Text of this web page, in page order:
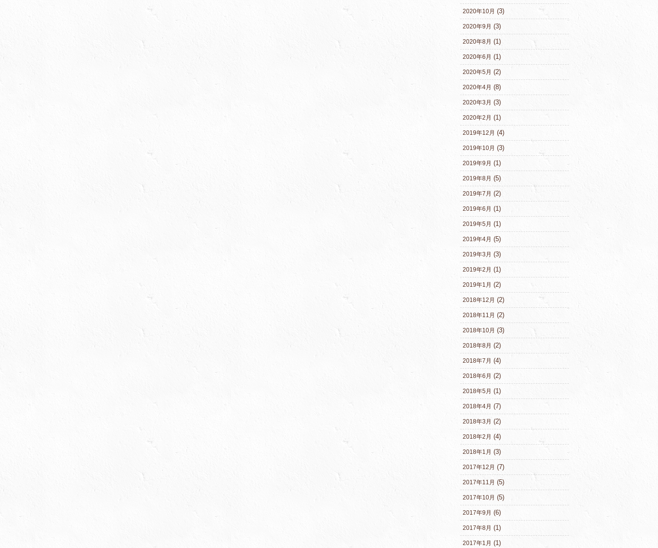
2020年10月 (3)
2020年9月 (3)
2020年8月 (1)
2020年6月 (1)
2020年5月 (2)
2020年4月 (8)
2020年3月 (3)
2020年2月 (1)
2019年12月 (4)
2019年10月 (3)
2019年9月 (1)
2019年8月 (5)
2019年7月 (2)
2019年6月 (1)
2019年5月 (1)
2019年4月 (5)
2019年3月 (3)
2019年2月 (1)
2019年1月 (2)
2018年12月 (2)
2018年11月 (2)
2018年10月 (3)
2018年8月 (2)
2018年7月 (4)
2018年6月 (2)
2018年5月 (1)
2018年4月 (7)
2018年3月 (2)
2018年2月 (4)
2018年1月 (3)
2017年12月 (7)
2017年11月 (5)
2017年10月 (5)
2017年9月 (6)
2017年8月 (1)
2017年1月 (1)